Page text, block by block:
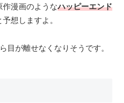
作漫画のようなハッピーエンド
想しますよ。
目が離せなくなりそうです。